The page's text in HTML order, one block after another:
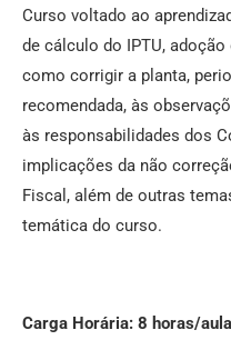
Curso voltado ao
de cálculo do IPTU,
como corrigir a planta,
recomendada, às
às responsabilidades dos
implicações da não
Fiscal, além de outras
temática do curso.
Carga Horária: 8 horas/